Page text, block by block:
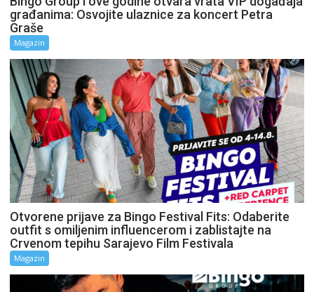
građanima: Osvojite ulaznice za koncert Petra
Graše
Magazin
Otvorene prijave za Bingo Festival Fits: Odaberite
outfit s omiljenim influencerom i zablistajte na
Crvenom tepihu Sarajevo Film Festivala
Magazin